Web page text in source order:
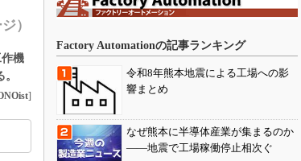
）
機
]
Factory Automationの記事ランキング
令和8年熊本地震による工場への影
響まとめ
なぜ熊本に半導体産業が集まるのか
――地震で工場稼働停止相次ぐ